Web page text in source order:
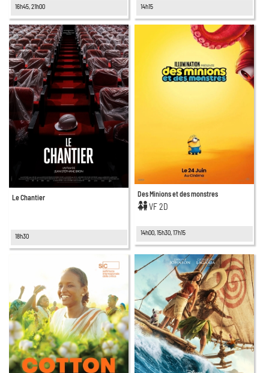
16h45, 21h00 14h15
Le Chantier
18h30
Des Minions et des monstres
VF 2D
14h00, 15h30, 17h15